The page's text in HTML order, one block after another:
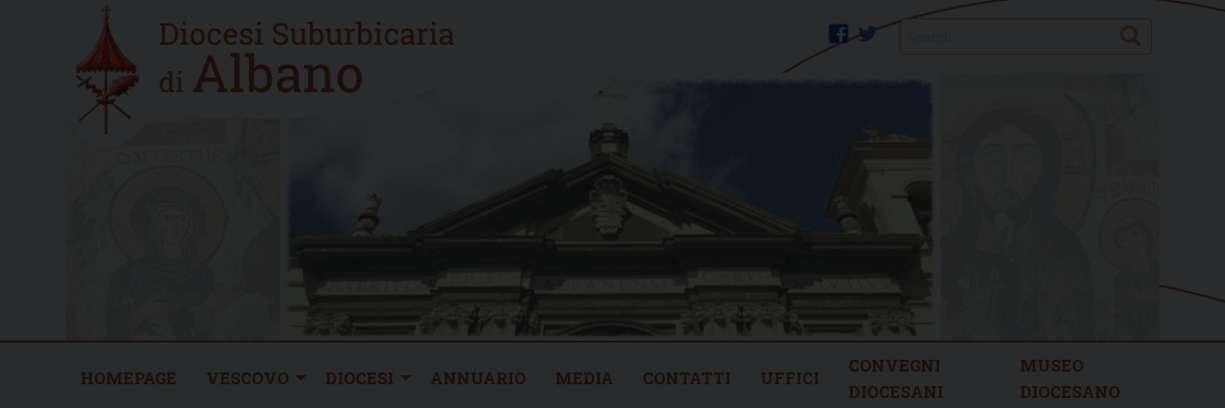
Home
new
twitter
facebook Search
HOMEPAGE VESCOVO DIOCESI ANNUARIO MEDIA CONTATTI UFFICI
CONVEGNI
DIOCESANI
MUSEO
DIOCESANO